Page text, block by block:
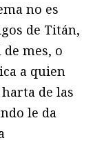
no es
de Titán,
mes, o
a quien
de las
le da